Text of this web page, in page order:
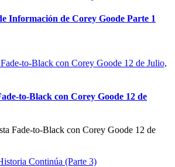
Información de Corey Goode Parte 1
to-Black con Corey Goode 12 de
Fade-to-Black con Corey Goode 12 de